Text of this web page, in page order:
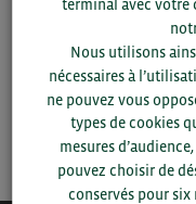
terminal avec votre
Nous utilisons
nécessaires à
ne pouvez vous
types de cookies
mesures
pouvez choisir de
conservés pour